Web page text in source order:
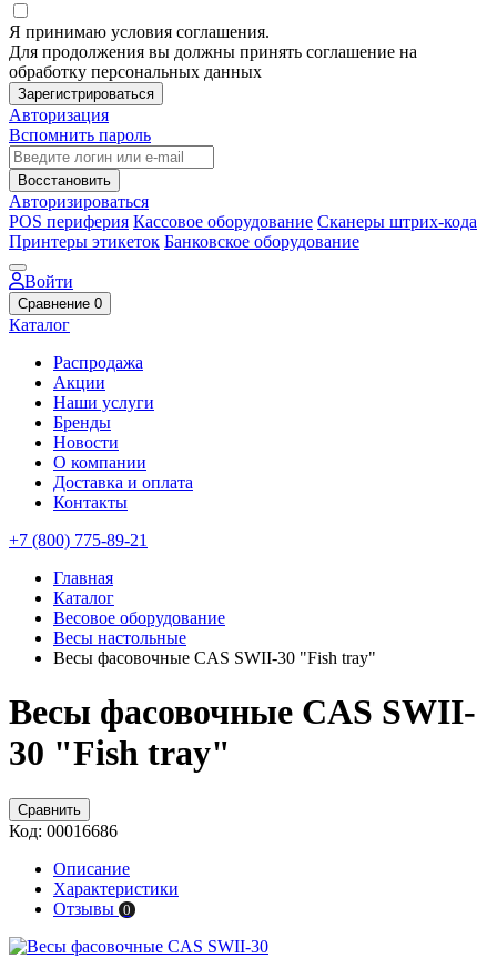
Я принимаю условия соглашения.
Для продолжения вы должны принять соглашение на
обработку персональных данных
Зарегистрироваться
Авторизация
Вспомнить пароль
Восстановить
Авторизироваться
POS периферия Кассовое оборудование Сканеры штрих-кода
Принтеры этикеток Банковское оборудование
Войти
Сравнение 0
Каталог
Распродажа
Акции
Наши услуги
Бренды
Новости
О компании
Доставка и оплата
Контакты
+7 (800) 775-89-21
Главная
Каталог
Весовое оборудование
Весы настольные
Весы фасовочные CAS SWII-30 "Fish tray"
Весы фасовочные CAS SWII-
30 "Fish tray"
Сравнить
Код: 00016686
Описание
Характеристики
Отзывы 0